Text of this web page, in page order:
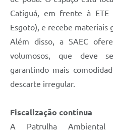
Catiguá, em frente à ETE
Esgoto), e recebe materiais
Além disso, a SAEC
volumosos, que deve
garantindo mais
descarte irregular.
Fiscalização contínua
A Patrulha Ambiental